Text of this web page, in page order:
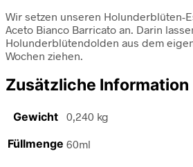
Wir setzen unseren Holunderblüten-
Aceto Bianco Barricato an. Darin
Holunderblütendolden aus dem
Wochen ziehen.
Zusätzliche Information
Gewicht 0,240 kg
Füllmenge 60ml